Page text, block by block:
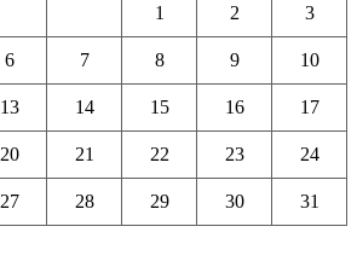
1 2 3
6 7 8 9 10
13 14 15 16 17
20 21 22 23 24
27 28 29 30 31